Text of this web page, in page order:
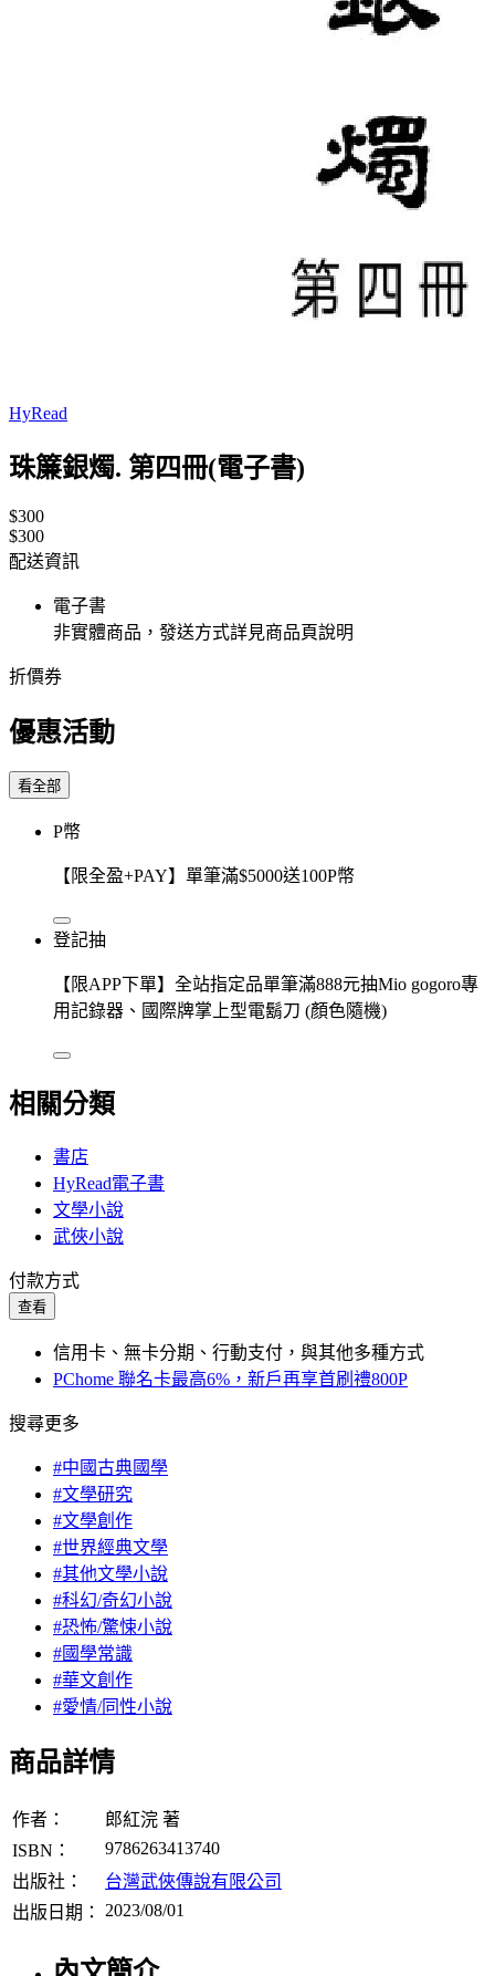
HyRead
珠簾銀燭. 第四冊(電子書)
$300
$300
配送資訊
電子書
非實體商品，發送方式詳見商品頁說明
折價券
優惠活動
看全部
P幣
【限全盈+PAY】單筆滿$5000送100P幣
登記抽
【限APP下單】全站指定品單筆滿888元抽Mio gogoro專
用記錄器、國際牌掌上型電鬍刀 (顏色隨機)
相關分類
書店
HyRead電子書
文學小說
武俠小說
付款方式
查看
信用卡、無卡分期、行動支付，與其他多種方式
PChome 聯名卡最高6%，新戶再享首刷禮800P
搜尋更多
#中國古典國學
#文學研究
#文學創作
#世界經典文學
#其他文學小說
#科幻/奇幻小說
#恐怖/驚悚小說
#國學常識
#華文創作
#愛情/同性小說
商品詳情
作者：
郎紅浣 著
ISBN：
9786263413740
出版社：
台灣武俠傳說有限公司
出版日期：
2023/08/01